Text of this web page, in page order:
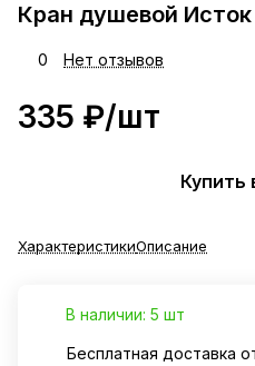
Кран душевой
0 Нет отзывов
335 ₽/шт
Купить
ХарактеристикиОписание
В наличии: 5 шт
Бесплатная доставка